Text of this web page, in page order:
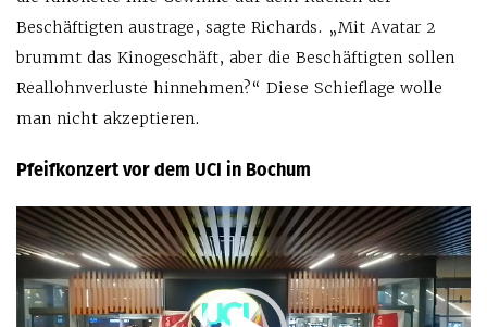
Beschäftigten austrage, sagte Richards. „Mit Avatar 2
brummt das Kinogeschäft, aber die Beschäftigten sollen
Reallohnverluste hinnehmen?“ Diese Schieflage wolle
man nicht akzeptieren.
Pfeifkonzert vor dem UCI in Bochum
Video-
Player